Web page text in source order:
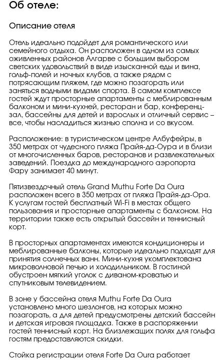
Об отеле:
Описание отеля
Отель идеально подойдет для романтического или
семейного отдыха. Он расположен в одном из самых
оживленных районов Алгарве с большим выбором
светских удовольствий в виде изысканной еды и вина,
гольф-полей и ночных клубов, а также рядом с
потрясающим пляжем, где можно позагорать или
заняться водными видами спорта. В самом комплексе
гостей ждут просторные апартаменты с меблированным
балконом и мини-кухней, ресторан и бар, конференц-
зал, бассейны для детей и взрослых и отличный сервис –
все, чтобы насладиться жизнью сполна и со вкусом.
Расположение: в туристическом центре Албуфейры, в
350 метрах от чудесного пляжа Прайя-да-Оура и в близи
от многочисленных баров, ресторанов и развлекательных
заведений. Поездка до международного аэропорта
Фару занимает 40 минут.
Пятизвездочный отель Grand Muthu Forte Da Oura
расположен всего в 350 метрах от пляжа Прайя-да-Ора.
К услугам гостей бесплатный Wi-Fi в местах общего
пользования и просторные апартаменты с балконом. На
территории также есть открытый бассейн и теннисный
корт.
В просторных апартаментах имеются кондиционеры и
меблированные балконы, которые идеально подходят для
принятия солнечных ванн. Мини-кухня укомплектована
микроволновой печью и холодильником. В гостиной
обустроен мягкий уголок с диваном-кроватью и
спутниковым телевидением.
В зоне у бассейна отеля Muthu Forte Da Oura
установлено много шезлонгов, на которых можно
позагорать, а для детей предусмотрены детский бассейн
и детская игровая площадка. Также в распоряжении
гостей теннисный корт. На близлежащих полях для гольфа
гостям предоставляются скидки.
Стойка регистрации отеля Forte Da Oura работает